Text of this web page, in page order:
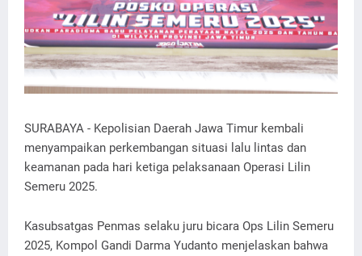
SURABAYA - Kepolisian Daerah Jawa Timur kembali
menyampaikan perkembangan situasi lalu lintas dan
keamanan pada hari ketiga pelaksanaan Operasi Lilin
Semeru 2025.
Kasubsatgas Penmas selaku juru bicara Ops Lilin Semeru
2025, Kompol Gandi Darma Yudanto menjelaskan bahwa